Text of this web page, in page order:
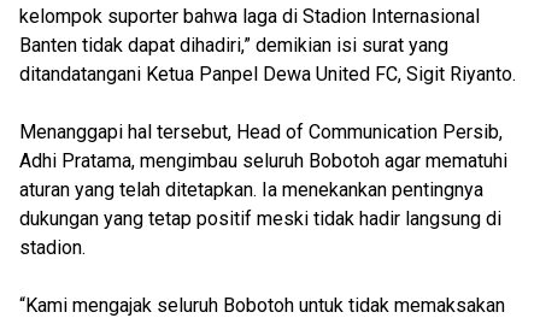
kelompok suporter bahwa laga di Stadion Internasional
Banten tidak dapat dihadiri,” demikian isi surat yang
ditandatangani Ketua Panpel Dewa United FC, Sigit Riyanto.
Menanggapi hal tersebut, Head of Communication Persib,
Adhi Pratama, mengimbau seluruh Bobotoh agar mematuhi
aturan yang telah ditetapkan. Ia menekankan pentingnya
dukungan yang tetap positif meski tidak hadir langsung di
stadion.
“Kami mengajak seluruh Bobotoh untuk tidak memaksakan